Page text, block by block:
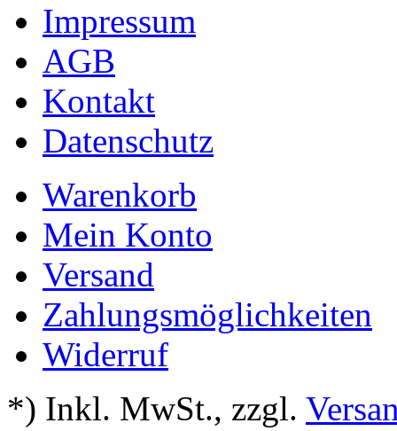
Impressum
AGB
Kontakt
Datenschutz
Warenkorb
Mein Konto
Versand
Zahlungsmöglichkeiten
Widerruf
*) Inkl. MwSt., zzgl.